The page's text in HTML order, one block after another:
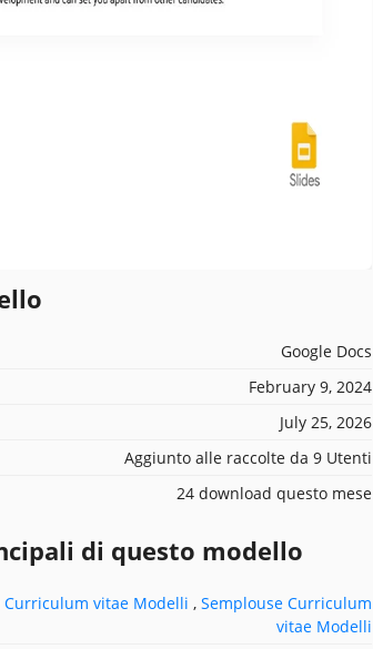
Google Docs
February 9, 2024
July 25, 2026
Aggiunto alle raccolte da 9 Utenti
24 download questo mese
di questo modello
Curriculum vitae Modelli , Semplouse Curriculum
vitae Modelli